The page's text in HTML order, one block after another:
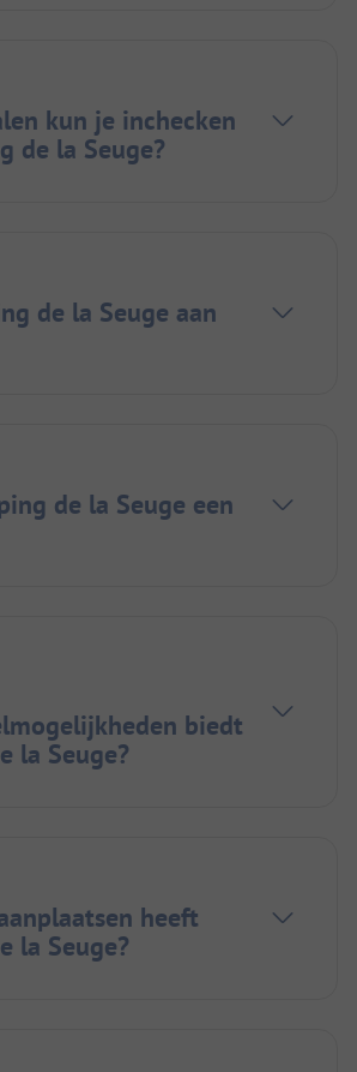
kun je inchecken
de la Seuge?
de la Seuge aan
de la Seuge een
biedt
la Seuge?
heeft
la Seuge?